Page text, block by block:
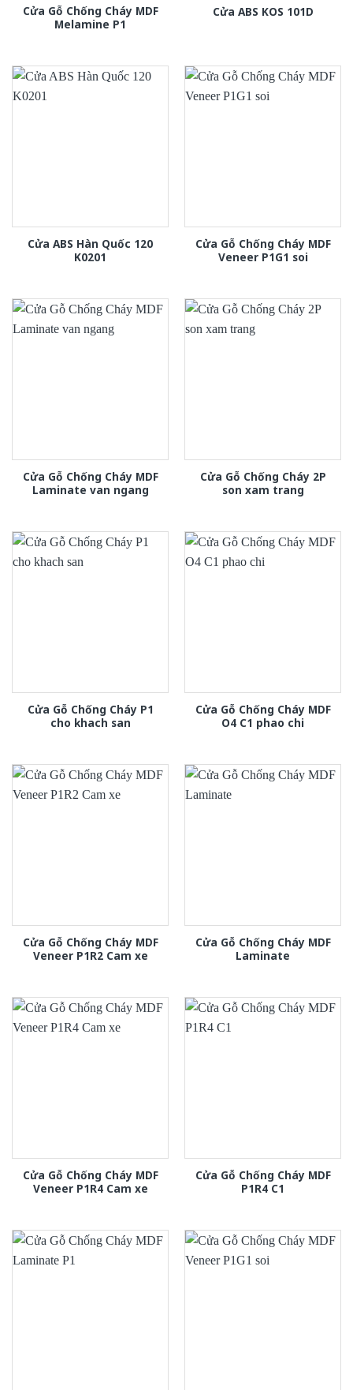
Cửa Gỗ Chống Cháy MDF
Melamine P1
Cửa ABS KOS 101D
Cửa ABS Hàn Quốc 120
K0201
Cửa Gỗ Chống Cháy MDF
Veneer P1G1 soi
Cửa Gỗ Chống Cháy MDF
Laminate van ngang
Cửa Gỗ Chống Cháy 2P
son xam trang
Cửa Gỗ Chống Cháy P1
cho khach san
Cửa Gỗ Chống Cháy MDF
O4 C1 phao chi
Cửa Gỗ Chống Cháy MDF
Veneer P1R2 Cam xe
Cửa Gỗ Chống Cháy MDF
Laminate
Cửa Gỗ Chống Cháy MDF
Veneer P1R4 Cam xe
Cửa Gỗ Chống Cháy MDF
P1R4 C1